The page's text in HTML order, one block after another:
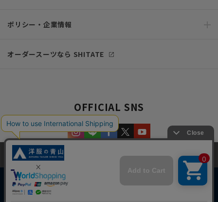
ポリシー・企業情報
オーダースーツなら SHITATE
OFFICIAL SNS
当サイトでは、快適な閲覧体験とコンテンツ改善のためにCookieを使用
しています。閲覧を続けることで、Cookieの使用に同意したものとみな
します。詳細については